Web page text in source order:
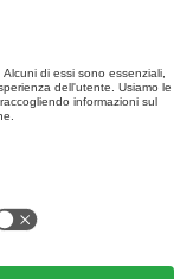
Part. IVA. IT02365710215
la correttezza e